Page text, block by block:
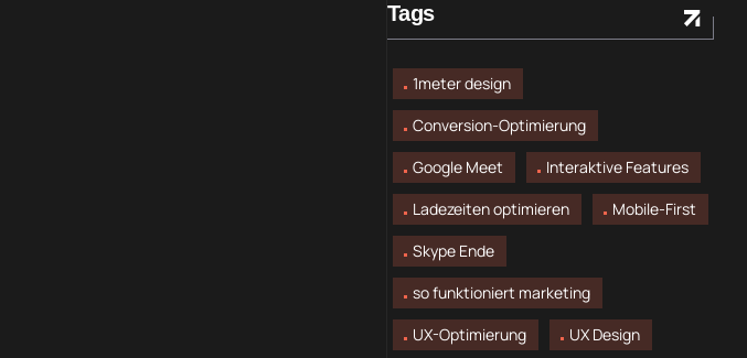
Tags
1meter design
Conversion-Optimierung
Google Meet
Interaktive Features
Ladezeiten optimieren
Mobile-First
Skype Ende
so funktioniert marketing
UX-Optimierung
UX Design